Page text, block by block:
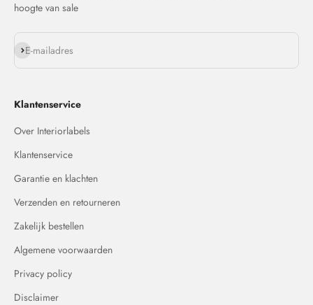
hoogte van sale
E-mailadres
Abonneren
Klantenservice
Over Interiorlabels
Klantenservice
Garantie en klachten
Verzenden en retourneren
Zakelijk bestellen
Algemene voorwaarden
Privacy policy
Disclaimer